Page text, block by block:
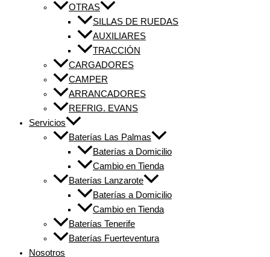
OTRAS
SILLAS DE RUEDAS
AUXILIARES
TRACCIÓN
CARGADORES
CAMPER
ARRANCADORES
REFRIG. EVANS
Servicios
Baterías Las Palmas
Baterías a Domicilio
Cambio en Tienda
Baterías Lanzarote
Baterías a Domicilio
Cambio en Tienda
Baterías Tenerife
Baterías Fuerteventura
Nosotros